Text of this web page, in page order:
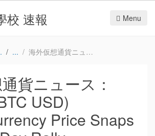
校 速報 Menu
海外仮想通貨ニュース：Bitcoin (BTC USD) Cryptocurrency Price Snaps a Three-Day Rally – Bloomberg
貨ニュース：
USD)
Price Snaps